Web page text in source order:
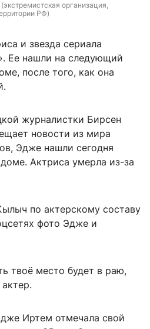
организация,
РФ)
и звезда сериала
Ее нашли на следующий
после того, как она
журналистки Бирсен
новости из мира
Эдже нашли сегодня
Актриса умерла из-за
по актерскому составу
фото Эдже и
твоё место будет в раю,
Иртем отмечала свой